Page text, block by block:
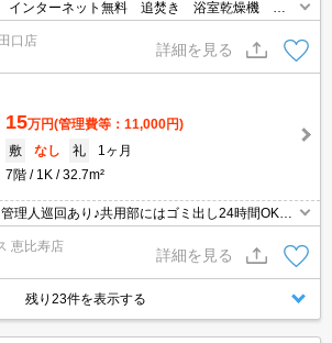
インターネット無料 追焚き 浴室乾燥機 宅
WIC
口店
詳細を見る
15万円(管理費等：11,000円)
敷
なし 礼
1ヶ月
7階
1K 32.7m²
理人巡回あり♪共用部にはゴミ出し24時間OK・
揃っております♪セキュリティ面は、オートロッ
ンなどを設置しているので安全面でも優れており
面所独立・浴室乾燥機など充実した設備を備え付
徒歩15分に立地する物件です(^^)
恵比寿店
詳細を見る
残り23件を表示する